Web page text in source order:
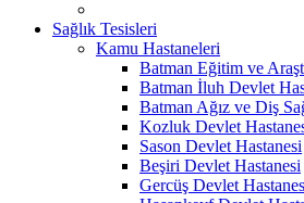
Sağlık Tesisleri
Kamu Hastaneleri
Batman Eğitim ve
Batman İluh Devlet
Batman Ağız ve Diş
Kozluk Devlet
Sason Devlet Hastanesi
Beşiri Devlet Hastanesi
Gercüş Devlet